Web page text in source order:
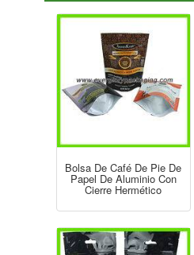
Bolsa De Café De Pie De
Papel De Aluminio Con
Cierre Hermético